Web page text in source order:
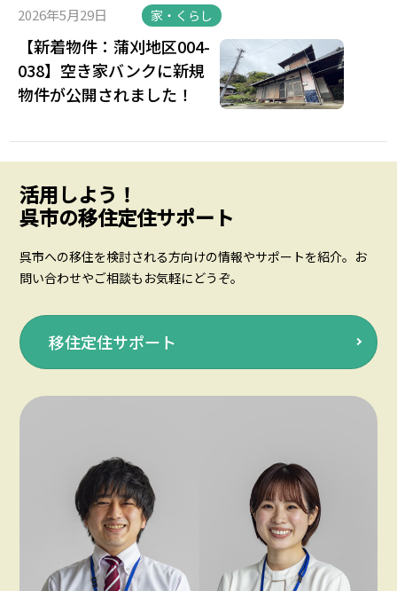
2026年5月29日 家・くらし
【新着物件：蒲刈地区004-
038】空き家バンクに新規
物件が公開されました！
活用しよう！
呉市の移住定住サポート
呉市への移住を検討される方向けの情報やサポートを紹介。お
問い合わせやご相談もお気軽にどうぞ。
移住定住サポート